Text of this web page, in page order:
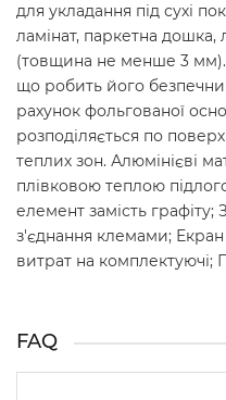
для укладання під сухі
ламінат, паркетна дошка,
(товщина не менше 3 мм).
що робить його
рахунок фольгованої
розподіляється по
теплих зон. Алюмінієві
плівковою теплою
елемент замість графіту;
з'єднання клемами; Екран
витрат на комплектуючі;
FAQ